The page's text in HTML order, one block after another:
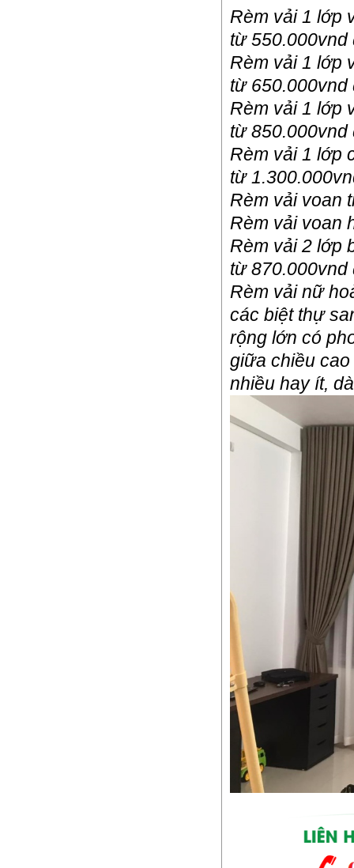
Rèm vải 1 lớp
từ 550.000vnd
Rèm vải 1 lớp
từ 650.000vnd
Rèm vải 1 lớp
từ 850.000vnd
Rèm vải 1 lớp
từ
Rèm vải voan
Rèm vải voan
Rèm vải 2 lớp
từ 870.000vnd
Rèm vải nữ
các biệt thự
rộng lớn có
giữa chiều
nhiều hay ít,